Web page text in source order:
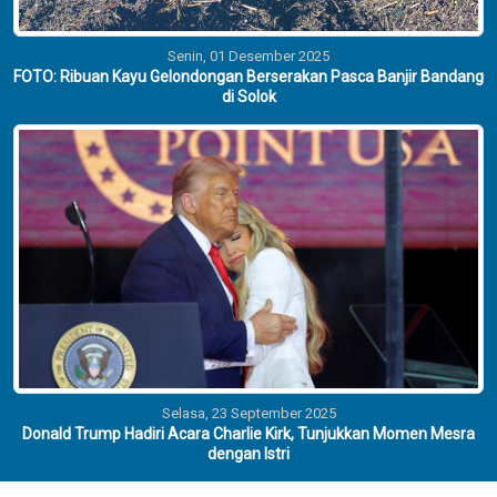
Senin, 01 Desember 2025
FOTO: Ribuan Kayu Gelondongan Berserakan Pasca Banjir Bandang
di Solok
Selasa, 23 September 2025
Donald Trump Hadiri Acara Charlie Kirk, Tunjukkan Momen Mesra
dengan Istri